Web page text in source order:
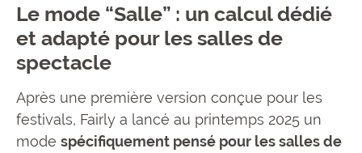
Le mode “Salle” : un calcul dédié
et adapté pour les salles de
spectacle
Après une première version conçue pour les
festivals, Fairly a lancé au printemps 2025 un
mode spécifiquement pensé pour les salles de